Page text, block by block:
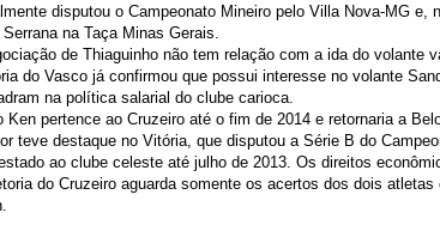
disputou o Campeonato Mineiro pelo Villa Nova-MG
Serrana na Taça Minas Gerais.
de Thiaguinho não tem relação com a ida do volante
do Vasco já confirmou que possui interesse no volante
na política salarial do clube carioca.
Ken pertence ao Cruzeiro até o fim de 2014 e retornaria a
teve destaque no Vitória, que disputou a Série B do
ao clube celeste até julho de 2013. Os direitos
do Cruzeiro aguarda somente os acertos dos dois